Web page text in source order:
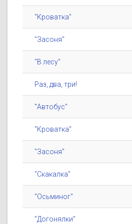
"Кроватка"
"Засоня"
"В лесу"
Раз, два, три!
"Автобус"
"Кроватка"
"Засоня"
"Скакалка"
"Осьминог"
"Догонялки"